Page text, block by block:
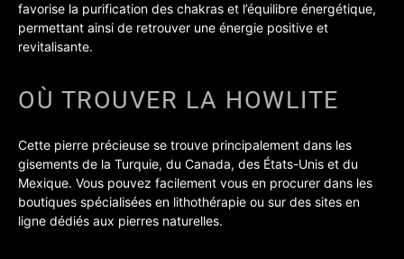
favorise la purification des chakras et l’équilibre énergétique,
permettant ainsi de retrouver une énergie positive et
revitalisante.
OÙ TROUVER LA HOWLITE
Cette pierre précieuse se trouve principalement dans les
gisements de la Turquie, du Canada, des États-Unis et du
Mexique. Vous pouvez facilement vous en procurer dans les
boutiques spécialisées en lithothérapie ou sur des sites en
ligne dédiés aux pierres naturelles.